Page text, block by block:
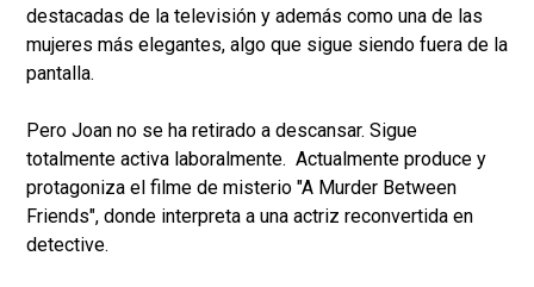
destacadas de la televisión y además como una de las
mujeres más elegantes, algo que sigue siendo fuera de la
pantalla.
Pero Joan no se ha retirado a descansar. Sigue
totalmente activa laboralmente. Actualmente produce y
protagoniza el filme de misterio "A Murder Between
Friends", donde interpreta a una actriz reconvertida en
detective.